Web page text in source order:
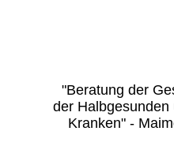
"Beratung der
der
Kranken" -